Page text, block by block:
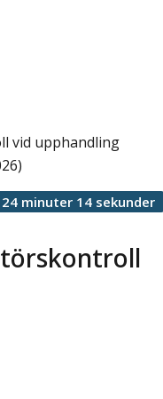
vid upphandling
24 minuter 14 sekunder